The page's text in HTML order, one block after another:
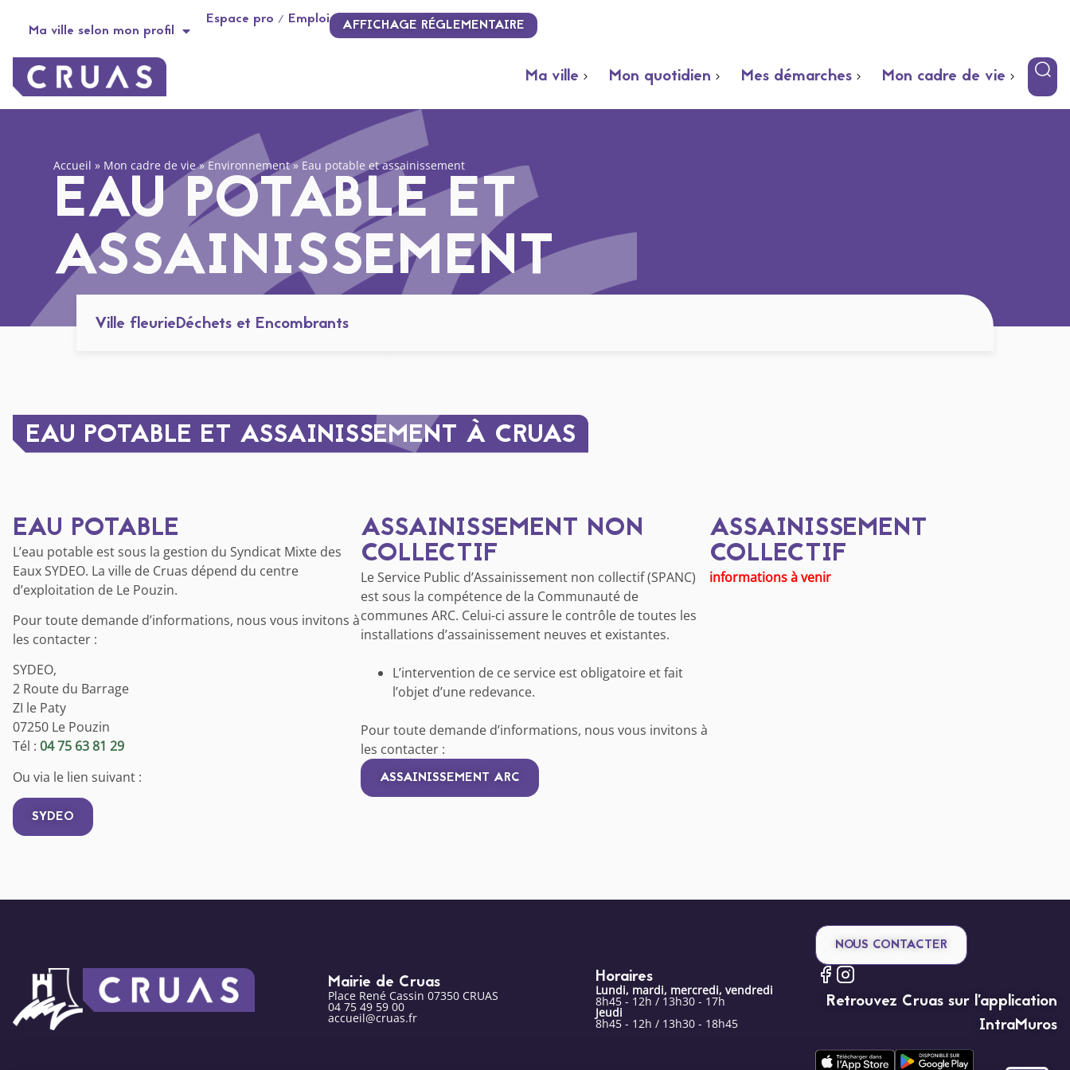
Ma ville selon mon profil
Espace pro / Emploi AFFICHAGE RÉGLEMENTAIRE
Ma ville Mon quotidien Mes démarches Mon cadre de vie
Accueil » Mon cadre de vie»Environnement» Eau potable et assainissement
EAU POTABLE ET
ASSAINISSEMENT
Ville fleurieDéchets et Encombrants
EAU POTABLE ET ASSAINISSEMENT À CRUAS
EAU POTABLE
L’eau potable est sous la gestion du Syndicat Mixte des
Eaux SYDEO. La ville de Cruas dépend du centre
d’exploitation de Le Pouzin.
Pour toute demande d’informations, nous vous invitons à
les contacter :
SYDEO,
2 Route du Barrage
ZI le Paty
07250 Le Pouzin
Tél : 04 75 63 81 29
Ou via le lien suivant :
SYDEO
ASSAINISSEMENT NON
COLLECTIF
Le Service Public d’Assainissement non collectif (SPANC)
est sous la compétence de la Communauté de
communes ARC. Celui-ci assure le contrôle de toutes les
installations d’assainissement neuves et existantes.
L’intervention de ce service est obligatoire et fait
l’objet d’une redevance.
Pour toute demande d’informations, nous vous invitons à
les contacter :
ASSAINISSEMENT ARC
ASSAINISSEMENT
COLLECTIF
informations à venir
Mairie de Cruas
Place René Cassin 07350 CRUAS
04 75 49 59 00
accueil@cruas.fr
Horaires
Lundi, mardi, mercredi, vendredi
8h45 - 12h / 13h30 - 17h
Jeudi
8h45 - 12h / 13h30 - 18h45
NOUS CONTACTER
Retrouvez Cruas sur l’application
IntraMuros